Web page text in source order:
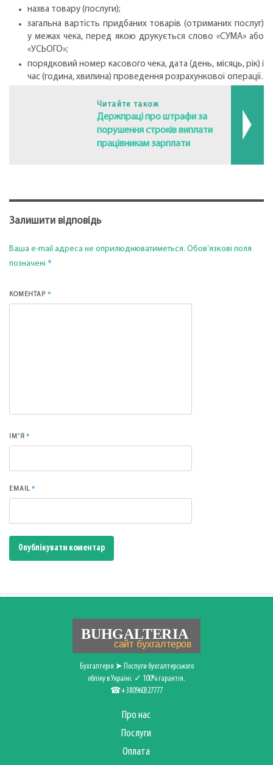
назва товару (послуги);
загальна вартість придбаних товарів (отриманих послуг)
у межах чека, перед якою друкується слово «СУМА» або
«УСЬОГО»;
порядковий номер касового чека, дата (день, місяць, рік) і
час (година, хвилина) проведення розрахункової операції.
Читайте також
Держпраці про штрафи за
порушення строків виплати
працівникам зарплати
Залишити відповідь
Ваша e-mail адреса не оприлюднюватиметься. Обов’язкові поля
позначені *
КОМЕНТАР *
ІМ'Я*
EMAIL*
Бухгалтерія ➤ Послуги бухгалтерського
обліку в Україні. ✓ 100% гарантія.
☎+380960327777
Про нас
Послуги
Оплата